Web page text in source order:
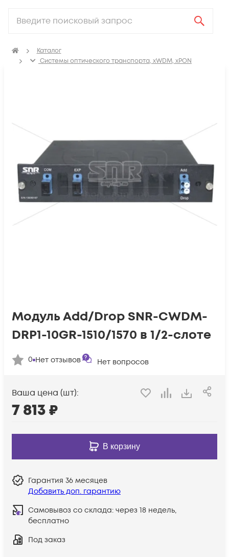
Каталог
Системы оптического транспорта, xWDM, xPON
Модуль Add/Drop SNR-CWDM-
DRP1-10GR-1510/1570 в 1/2-слоте
0 Нет отзывов Нет вопросов
Ваша цена (шт):
7 813₽
В корзину
Гарантия 36 месяцев
Добавить доп. гарантию
Самовывоз со склада: через 18 недель,
бесплатно
Под заказ